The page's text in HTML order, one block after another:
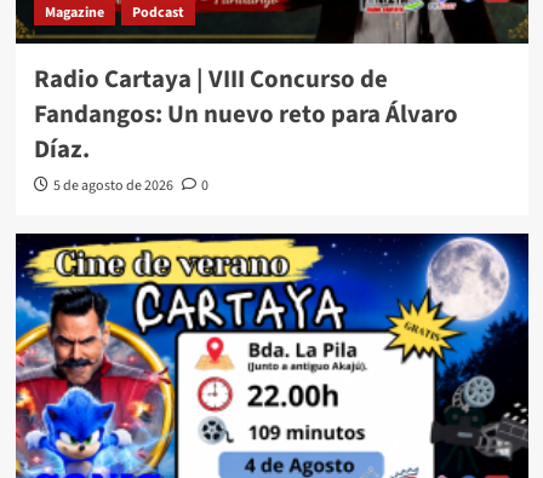
Magazine Podcast
Radio Cartaya | VIII Concurso de
Fandangos: Un nuevo reto para Álvaro
Díaz.
5 de agosto de 2026 0